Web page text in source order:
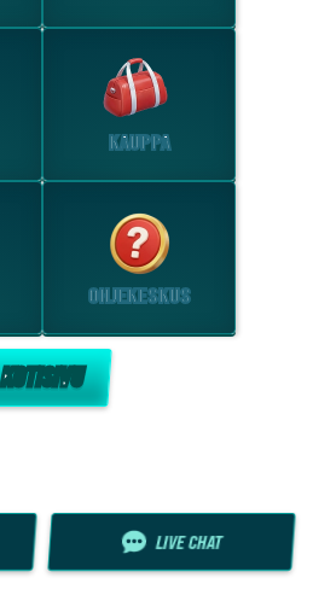
KAUPPA
OHJEKESKUS
KOTISIVU
LIVE CHAT